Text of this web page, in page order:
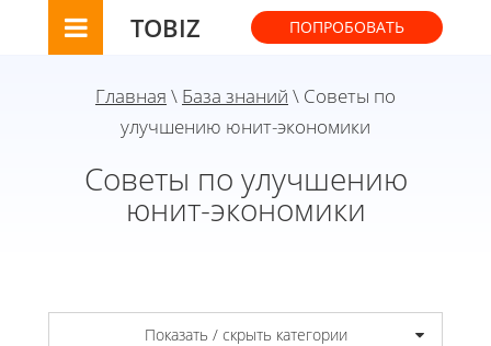
TOBIZ ПОПРОБОВАТЬ
Главная \ База знаний \ Советы по
улучшению юнит-экономики
Советы по улучшению
юнит-экономики
Показать / скрыть категории